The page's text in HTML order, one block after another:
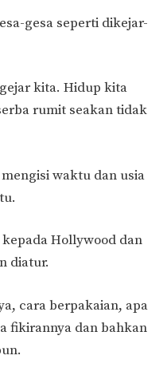
gesa seperti dikejar-
kita. Hidup kita
rumit seakan tidak
waktu dan usia
Hollywood dan
diatur.
cara berpakaian, apa
fikirannya dan bahkan